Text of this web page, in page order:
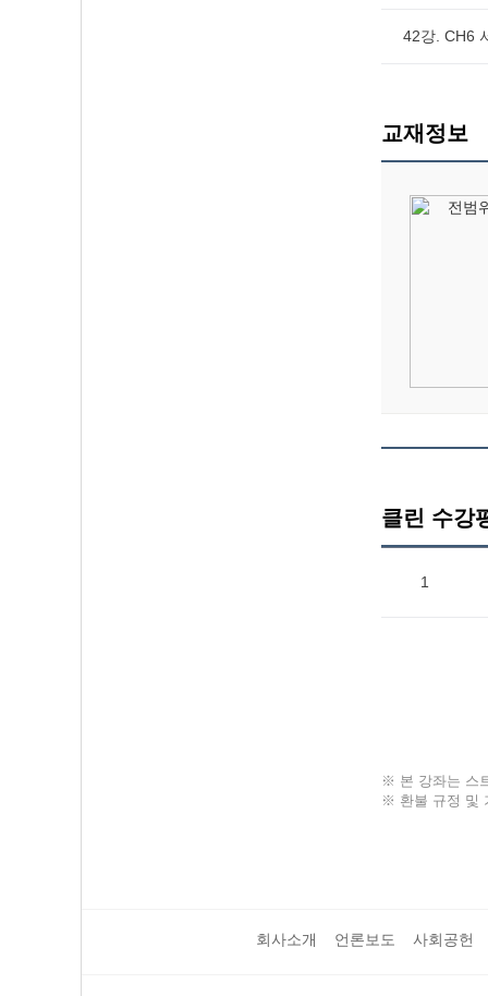
42강. CH6
교재정보
클린 수강
1
※ 본 강좌는 스
※ 환불 규정 및
회사소개 언론보도 사회공헌